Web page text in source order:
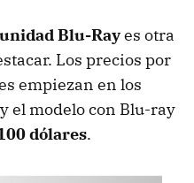
unidad Blu-Rayes otra
Los precios por
empiezan en los
el modelo con Blu-ray
dólares.